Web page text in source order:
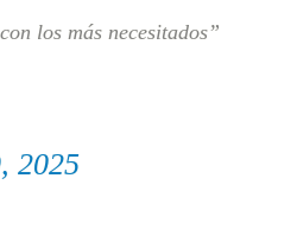
los más necesitados”
2025